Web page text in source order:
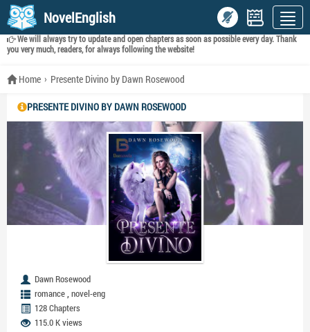
NovelEnglish
We will always try to update and open chapters as soon as possible every day. Thank
you very much, readers, for always following the website!
Home Presente Divino by Dawn Rosewood
PRESENTE DIVINO BY DAWN ROSEWOOD
Dawn Rosewood
romance, novel-eng
128 Chapters
115.0 K views